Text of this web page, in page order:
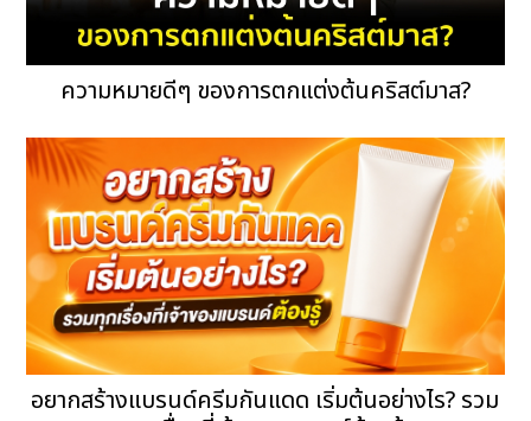
ความหมายดีๆ ของการตกแต่งต้นคริสต์มาส?
อยากสร้างแบรนด์ครีมกันแดด เริ่มต้นอย่างไร? รวม